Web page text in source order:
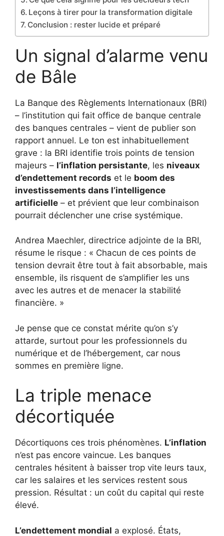
Leçons à tirer pour la transformation digitale
Conclusion : rester lucide et préparé
Un signal d’alarme venu
de Bâle
La Banque des Règlements Internationaux (BRI)
– l’institution qui fait office de banque centrale
des banques centrales – vient de publier son
rapport annuel. Le ton est inhabituellement
grave : la BRI identifie trois points de tension
majeurs – l’inflation persistante, les niveaux
d’endettement records et le boom des
investissements dans l’intelligence
artificielle – et prévient que leur combinaison
pourrait déclencher une crise systémique.
Andrea Maechler, directrice adjointe de la BRI,
résume le risque : « Chacun de ces points de
tension devrait être tout à fait absorbable, mais
ensemble, ils risquent de s’amplifier les uns
avec les autres et de menacer la stabilité
financière. »
Je pense que ce constat mérite qu’on s’y
attarde, surtout pour les professionnels du
numérique et de l’hébergement, car nous
sommes en première ligne.
La triple menace
décortiquée
Décortiquons ces trois phénomènes. L’inflation
n’est pas encore vaincue. Les banques
centrales hésitent à baisser trop vite leurs taux,
car les salaires et les services restent sous
pression. Résultat : un coût du capital qui reste
élevé.
L’endettement mondial a explosé. États,